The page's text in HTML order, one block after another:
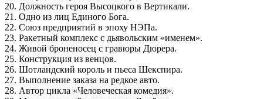
20. Должность героя Высоцкого в Вертикали.
21. Одно из лиц Единого Бога.
22. Союз предприятий в эпоху НЭПа.
23. Ракетный комплекс с дьявольским «именем».
24. Живой броненосец с гравюры Дюрера.
25. Конструкция из венцов.
26. Шотландский король и пьеса Шекспира.
27. Выполнение заказа на редкое авто.
28. Автор цикла «Человеческая комедия».